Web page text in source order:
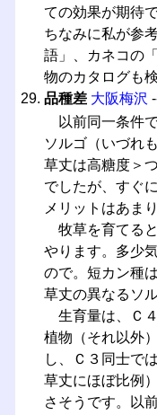
ての効果が期待
ちなみに私が参
語」、カネコの
物のカタログも
品種差 大阪梅沢
以前同一条件
ソルゴ（いづれ
草丈は高糖度＞
でしたが、すぐ
メリットはあま
牧草を育てる
やります。多少
ので。短カン種
草丈の異なるソ
生育量は、Ｃ
植物（それ以外
し、Ｃ３同士で
草丈にほぼ比例
さそうです。以